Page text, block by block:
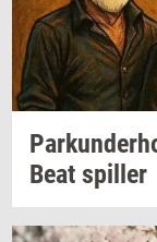
Beat spil­ler